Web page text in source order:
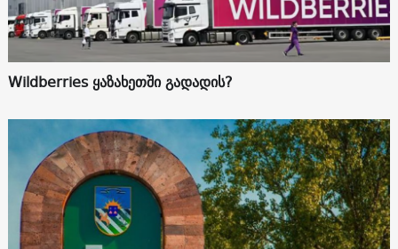
Wildberries ყაზახეთში გადადის?